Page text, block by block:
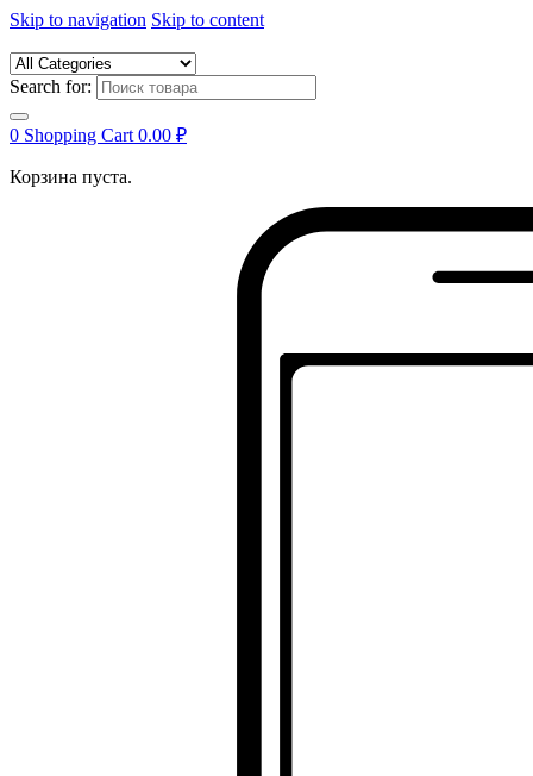
Skip to navigation Skip to content
Search for:
0 Shopping Cart 0.00 ₽
Корзина пуста.